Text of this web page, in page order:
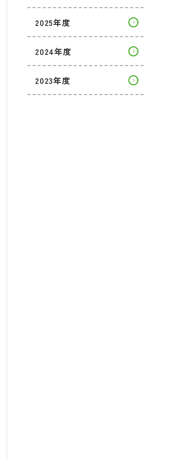
2025年度
2024年度
2023年度